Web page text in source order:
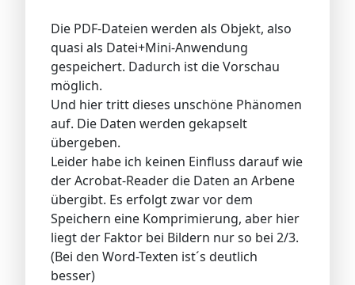
Die PDF-Dateien werden als Objekt, also
quasi als Datei+Mini-Anwendung
gespeichert. Dadurch ist die Vorschau
möglich.
Und hier tritt dieses unschöne Phänomen
auf. Die Daten werden gekapselt
übergeben.
Leider habe ich keinen Einfluss darauf wie
der Acrobat-Reader die Daten an Arbene
übergibt. Es erfolgt zwar vor dem
Speichern eine Komprimierung, aber hier
liegt der Faktor bei Bildern nur so bei 2/3.
(Bei den Word-Texten ist´s deutlich
besser)